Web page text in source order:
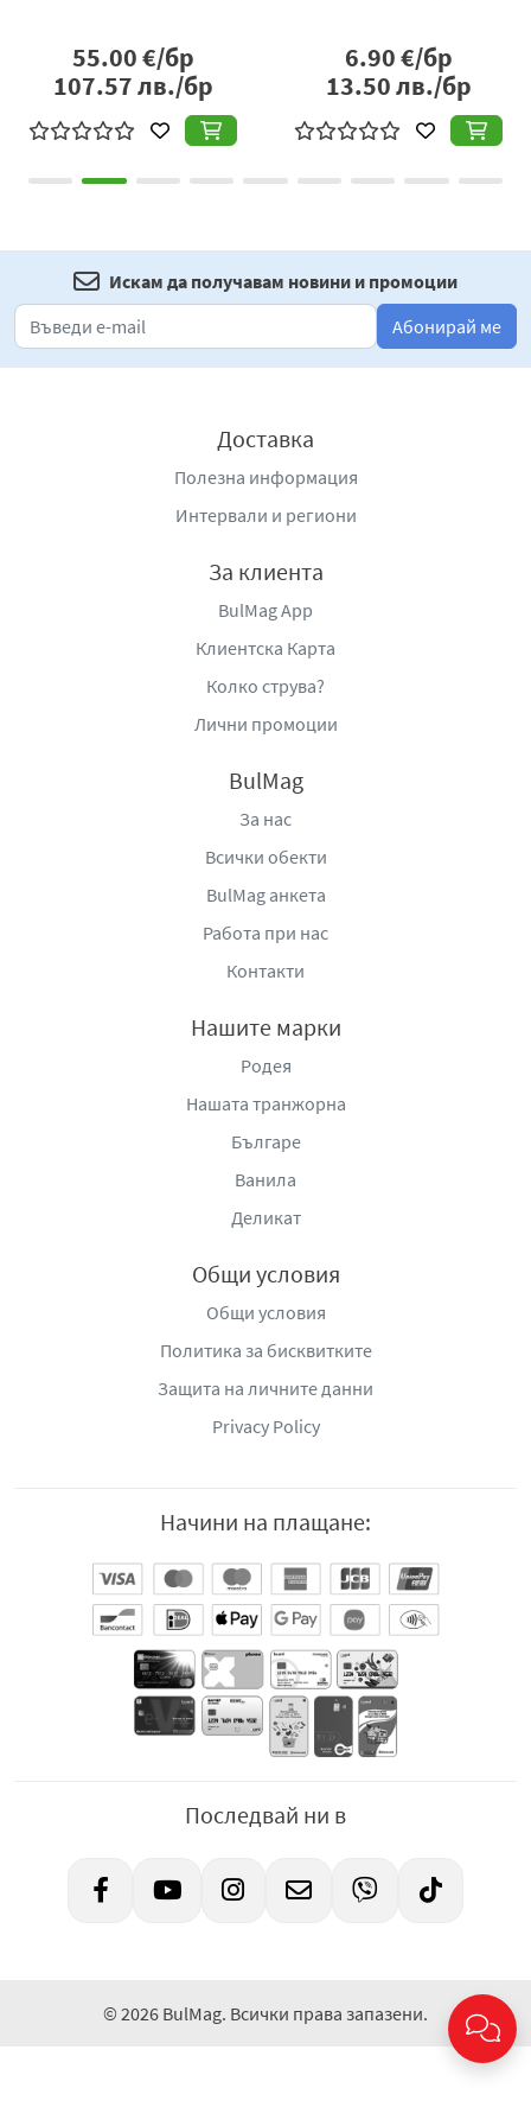
55.00€/бр
107.57лв./бр
6.90€/бр
13.50лв./бр
Искам да получавам новини и промоции
Абонирай ме
Доставка
Полезна информация
Интервали и региони
За клиента
BulMag App
Клиентска Карта
Колко струва?
Лични промоции
BulMag
За нас
Всички обекти
BulMag анкета
Работа при нас
Контакти
Нашите марки
Родея
Нашата транжорна
Българе
Ванила
Деликат
Общи условия
Общи условия
Политика за бисквитките
Защита на личните данни
Privacy Policy
Начини на плащане:
Последвай ни в
© 2026 BulMag. Всички права запазени.